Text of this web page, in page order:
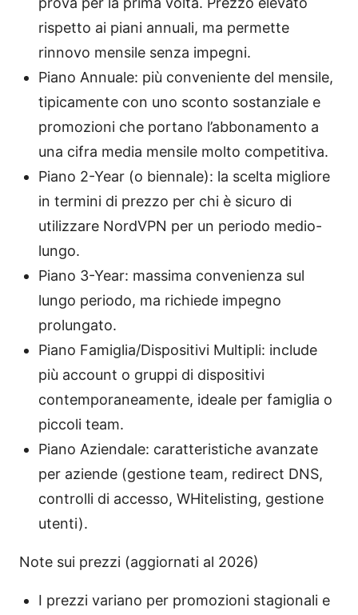
rispetto ai piani annuali, ma permette
rinnovo mensile senza impegni.
Piano Annuale: più conveniente del mensile,
tipicamente con uno sconto sostanziale e
promozioni che portano l’abbonamento a
una cifra media mensile molto competitiva.
Piano 2-Year (o biennale): la scelta migliore
in termini di prezzo per chi è sicuro di
utilizzare NordVPN per un periodo medio-
lungo.
Piano 3-Year: massima convenienza sul
lungo periodo, ma richiede impegno
prolungato.
Piano Famiglia/Dispositivi Multipli: include
più account o gruppi di dispositivi
contemporaneamente, ideale per famiglia o
piccoli team.
Piano Aziendale: caratteristiche avanzate
per aziende (gestione team, redirect DNS,
controlli di accesso, WHitelisting, gestione
utenti).
Note sui prezzi (aggiornati al 2026)
I prezzi variano per promozioni stagionali e